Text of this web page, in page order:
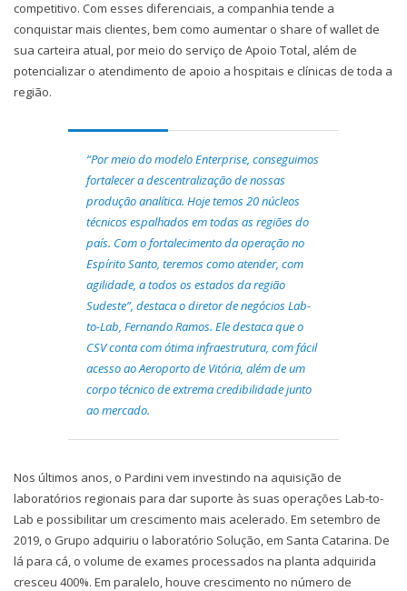
competitivo. Com esses diferenciais, a companhia tende a
conquistar mais clientes, bem como aumentar o share of wallet de
sua carteira atual, por meio do serviço de Apoio Total, além de
potencializar o atendimento de apoio a hospitais e clínicas de toda a
região.
“Por meio do modelo Enterprise, conseguimos
fortalecer a descentralização de nossas
produção analítica. Hoje temos 20 núcleos
técnicos espalhados em todas as regiões do
país. Com o fortalecimento da operação no
Espírito Santo, teremos como atender, com
agilidade, a todos os estados da região
Sudeste”, destaca o diretor de negócios Lab-
to-Lab, Fernando Ramos. Ele destaca que o
CSV conta com ótima infraestrutura, com fácil
acesso ao Aeroporto de Vitória, além de um
corpo técnico de extrema credibilidade junto
ao mercado.
Nos últimos anos, o Pardini vem investindo na aquisição de
laboratórios regionais para dar suporte às suas operações Lab-to-
Lab e possibilitar um crescimento mais acelerado. Em setembro de
2019, o Grupo adquiriu o laboratório Solução, em Santa Catarina. De
lá para cá, o volume de exames processados na planta adquirida
cresceu 400%. Em paralelo, houve crescimento no número de